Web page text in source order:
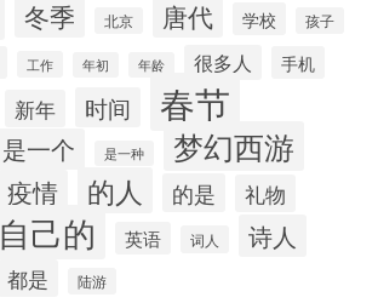
冬季 北京 唐代 学校 孩子
工作 年初 年龄 很多人 手机
新年 时间 春节
是一个 是一种 梦幻西游
疫情 的人 的是
礼物
自己的 英语 词人 诗人
都是 陆游